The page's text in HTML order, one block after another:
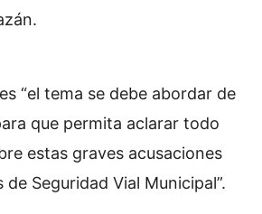
“el tema se debe abordar de
que permita aclarar todo
estas graves acusaciones
Seguridad Vial Municipal”.